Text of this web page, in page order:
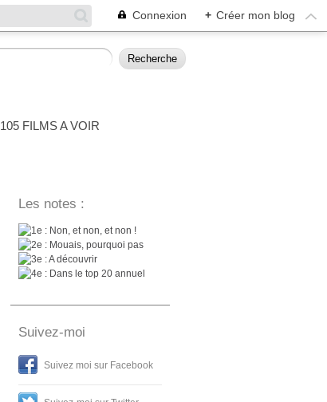
Connexion + Créer mon blog
105 FILMS A VOIR
Les notes :
: Non, et non, et non !
: Mouais, pourquoi pas
: A découvrir
: Dans le top 20 annuel
Suivez-moi
Suivez moi sur Facebook